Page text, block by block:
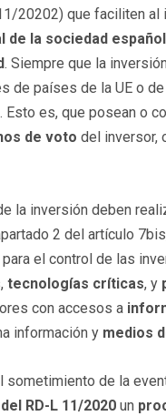
20202) que faciliten
de la sociedad
. Siempre que la
de países de la UE o de
es, que posean o
de voto del inversor,
la inversión deben
2 del artículo
para el control de las
tecnologías críticas, y
con accesos a
información y medios
de la
RD-L 11/2020 un